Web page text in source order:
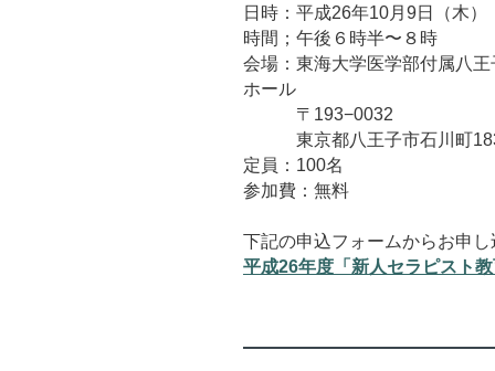
日時：平成26年10月9日（木）
時間；午後６時半〜８時
会場：東海大学医学部付属八
ホール
〒193−0032
東京都八王子市石川町
定員：100名
参加費：無料
下記の申込フォームからお申
平成26年度「新人セラピスト